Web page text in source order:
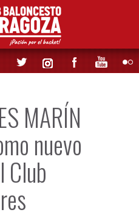
MARÍN
nuevo
Club